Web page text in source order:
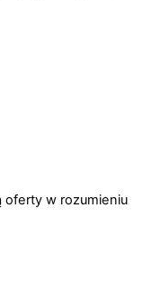
oferty w rozumieniu